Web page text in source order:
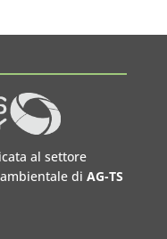
al settore
di AG-TS